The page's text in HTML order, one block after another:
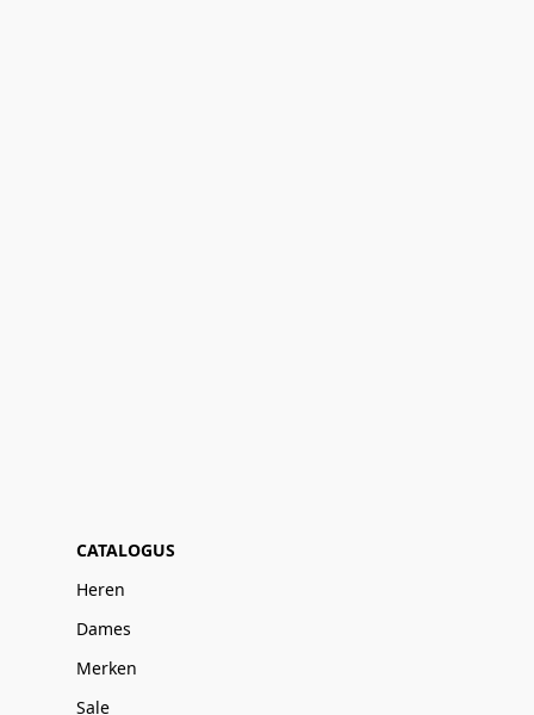
CATALOGUS
Heren
Dames
Merken
Sale